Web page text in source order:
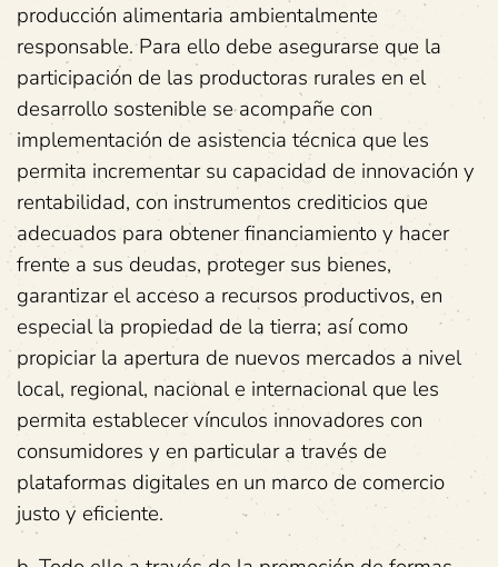
producción alimentaria ambientalmente
responsable. Para ello debe asegurarse que la
participación de las productoras rurales en el
desarrollo sostenible se acompañe con
implementación de asistencia técnica que les
permita incrementar su capacidad de innovación y
rentabilidad, con instrumentos crediticios que
adecuados para obtener financiamiento y hacer
frente a sus deudas, proteger sus bienes,
garantizar el acceso a recursos productivos, en
especial la propiedad de la tierra; así como
propiciar la apertura de nuevos mercados a nivel
local, regional, nacional e internacional que les
permita establecer vínculos innovadores con
consumidores y en particular a través de
plataformas digitales en un marco de comercio
justo y eficiente.